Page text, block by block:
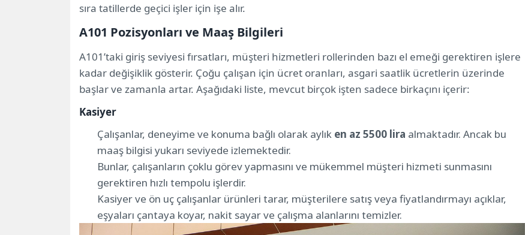
sıra tatillerde geçici işler için işe alır.
A101 Pozisyonları ve Maaş Bilgileri
A101’taki giriş seviyesi fırsatları, müşteri hizmetleri rollerinden bazı el emeği gerektiren işlere
kadar değişiklik gösterir. Çoğu çalışan için ücret oranları, asgari saatlik ücretlerin üzerinde
başlar ve zamanla artar. Aşağıdaki liste, mevcut birçok işten sadece birkaçını içerir:
Kasiyer
Çalışanlar, deneyime ve konuma bağlı olarak aylık en az 5500 lira almaktadır. Ancak bu
maaş bilgisi yukarı seviyede izlemektedir.
Bunlar, çalışanların çoklu görev yapmasını ve mükemmel müşteri hizmeti sunmasını
gerektiren hızlı tempolu işlerdir.
Kasiyer ve ön uç çalışanlar ürünleri tarar, müşterilere satış veya fiyatlandırmayı açıklar,
eşyaları çantaya koyar, nakit sayar ve çalışma alanlarını temizler.